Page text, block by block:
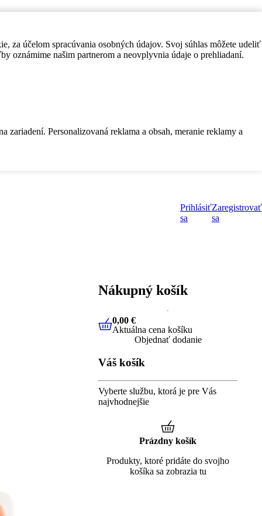
za účelom spracúvania osobných údajov. Svoj súhlas môžete udeliť
oznámime našim partnerom a neovplyvnia údaje o prehliadaní.
Personalizovaná reklama a obsah, meranie reklamy a
Prihlásiť
sa
Zaregistrovať
sa
Nákupný košík
0,00 €Aktuálna cena košíku
0,00 €
Aktuálna cena košíku
Objednať dodanie
Váš košík
Vyberte službu, ktorá je pre Vás
najvhodnejšie
Prázdny košík
Produkty, ktoré pridáte do svojho
košíka sa zobrazia tu